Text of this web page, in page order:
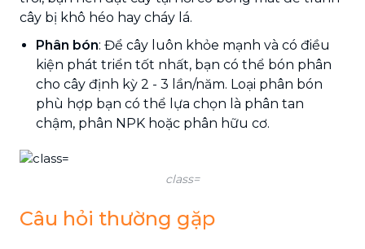
cây bị khô héo hay cháy lá.
Phân bón: Để cây luôn khỏe mạnh và có điều
kiện phát triển tốt nhất, bạn có thể bón phân
cho cây định kỳ 2 - 3 lần/năm. Loại phân bón
phù hợp bạn có thể lựa chọn là phân tan
chậm, phân NPK hoặc phân hữu cơ.
class=
Câu hỏi thường gặp